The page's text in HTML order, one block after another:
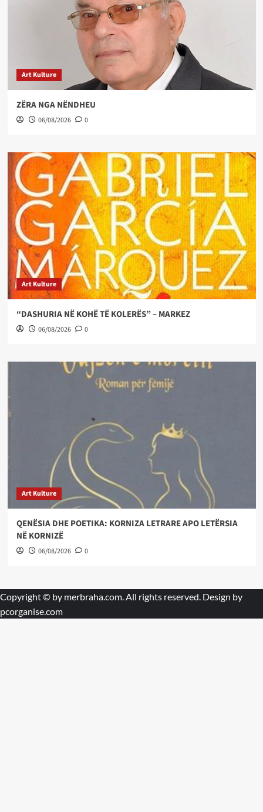
Art Kulture
ZËRA NGA NËNDHEU
06/08/2026 0
Art Kulture
“DASHURIA NË KOHË TË KOLERËS” – MARKEZ
06/08/2026 0
Art Kulture
QENËSIA DHE POETIKA: KORNIZA LETRARE APO LETËRSIA
NË KORNIZË
06/08/2026 0
Copyright © by merbraha.com. All rights reserved. Design by
pcorganise.com